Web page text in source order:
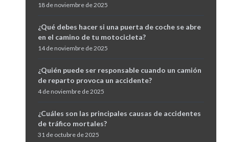
18 de noviembre de 2025
¿Qué debes hacer si una puerta de coche se abre
en el camino de tu motocicleta?
14 de noviembre de 2025
¿Quién puede ser responsable cuando un camión
de reparto provoca un accidente?
4 de noviembre de 2025
¿Cuáles son las principales causas de accidentes
de tráfico mortales?
31 de octubre de 2025